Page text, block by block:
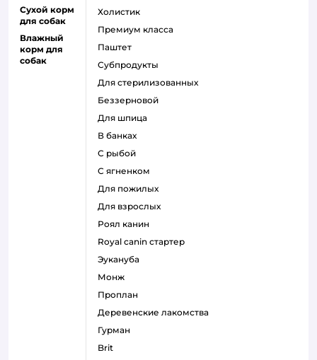
Сухой корм
для собак
Влажный
корм для
собак
холистик
премиум класса
паштет
субпродукты
для стерилизованных
беззерновой
для шпица
в банках
с рыбой
с ягненком
для пожилых
для взрослых
роял канин
Royal canin стартер
эукануба
монж
проплан
деревенские лакомства
гурман
brit